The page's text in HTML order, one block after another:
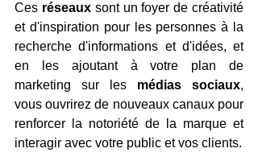
Ces réseaux sont un foyer de créativité
et d'inspiration pour les personnes à la
recherche d'informations et d'idées, et
en les ajoutant à votre plan de
marketing sur les médias sociaux,
vous ouvrirez de nouveaux canaux pour
renforcer la notoriété de la marque et
interagir avec votre public et vos clients.